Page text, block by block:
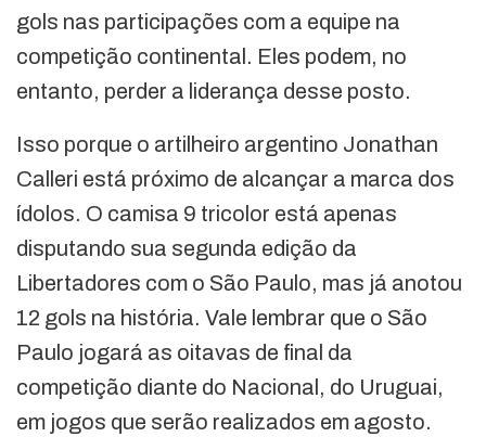
gols nas participações com a equipe na
competição continental. Eles podem, no
entanto, perder a liderança desse posto.
Isso porque o artilheiro argentino Jonathan
Calleri está próximo de alcançar a marca dos
ídolos. O camisa 9 tricolor está apenas
disputando sua segunda edição da
Libertadores com o São Paulo, mas já anotou
12 gols na história. Vale lembrar que o São
Paulo jogará as oitavas de final da
competição diante do Nacional, do Uruguai,
em jogos que serão realizados em agosto.